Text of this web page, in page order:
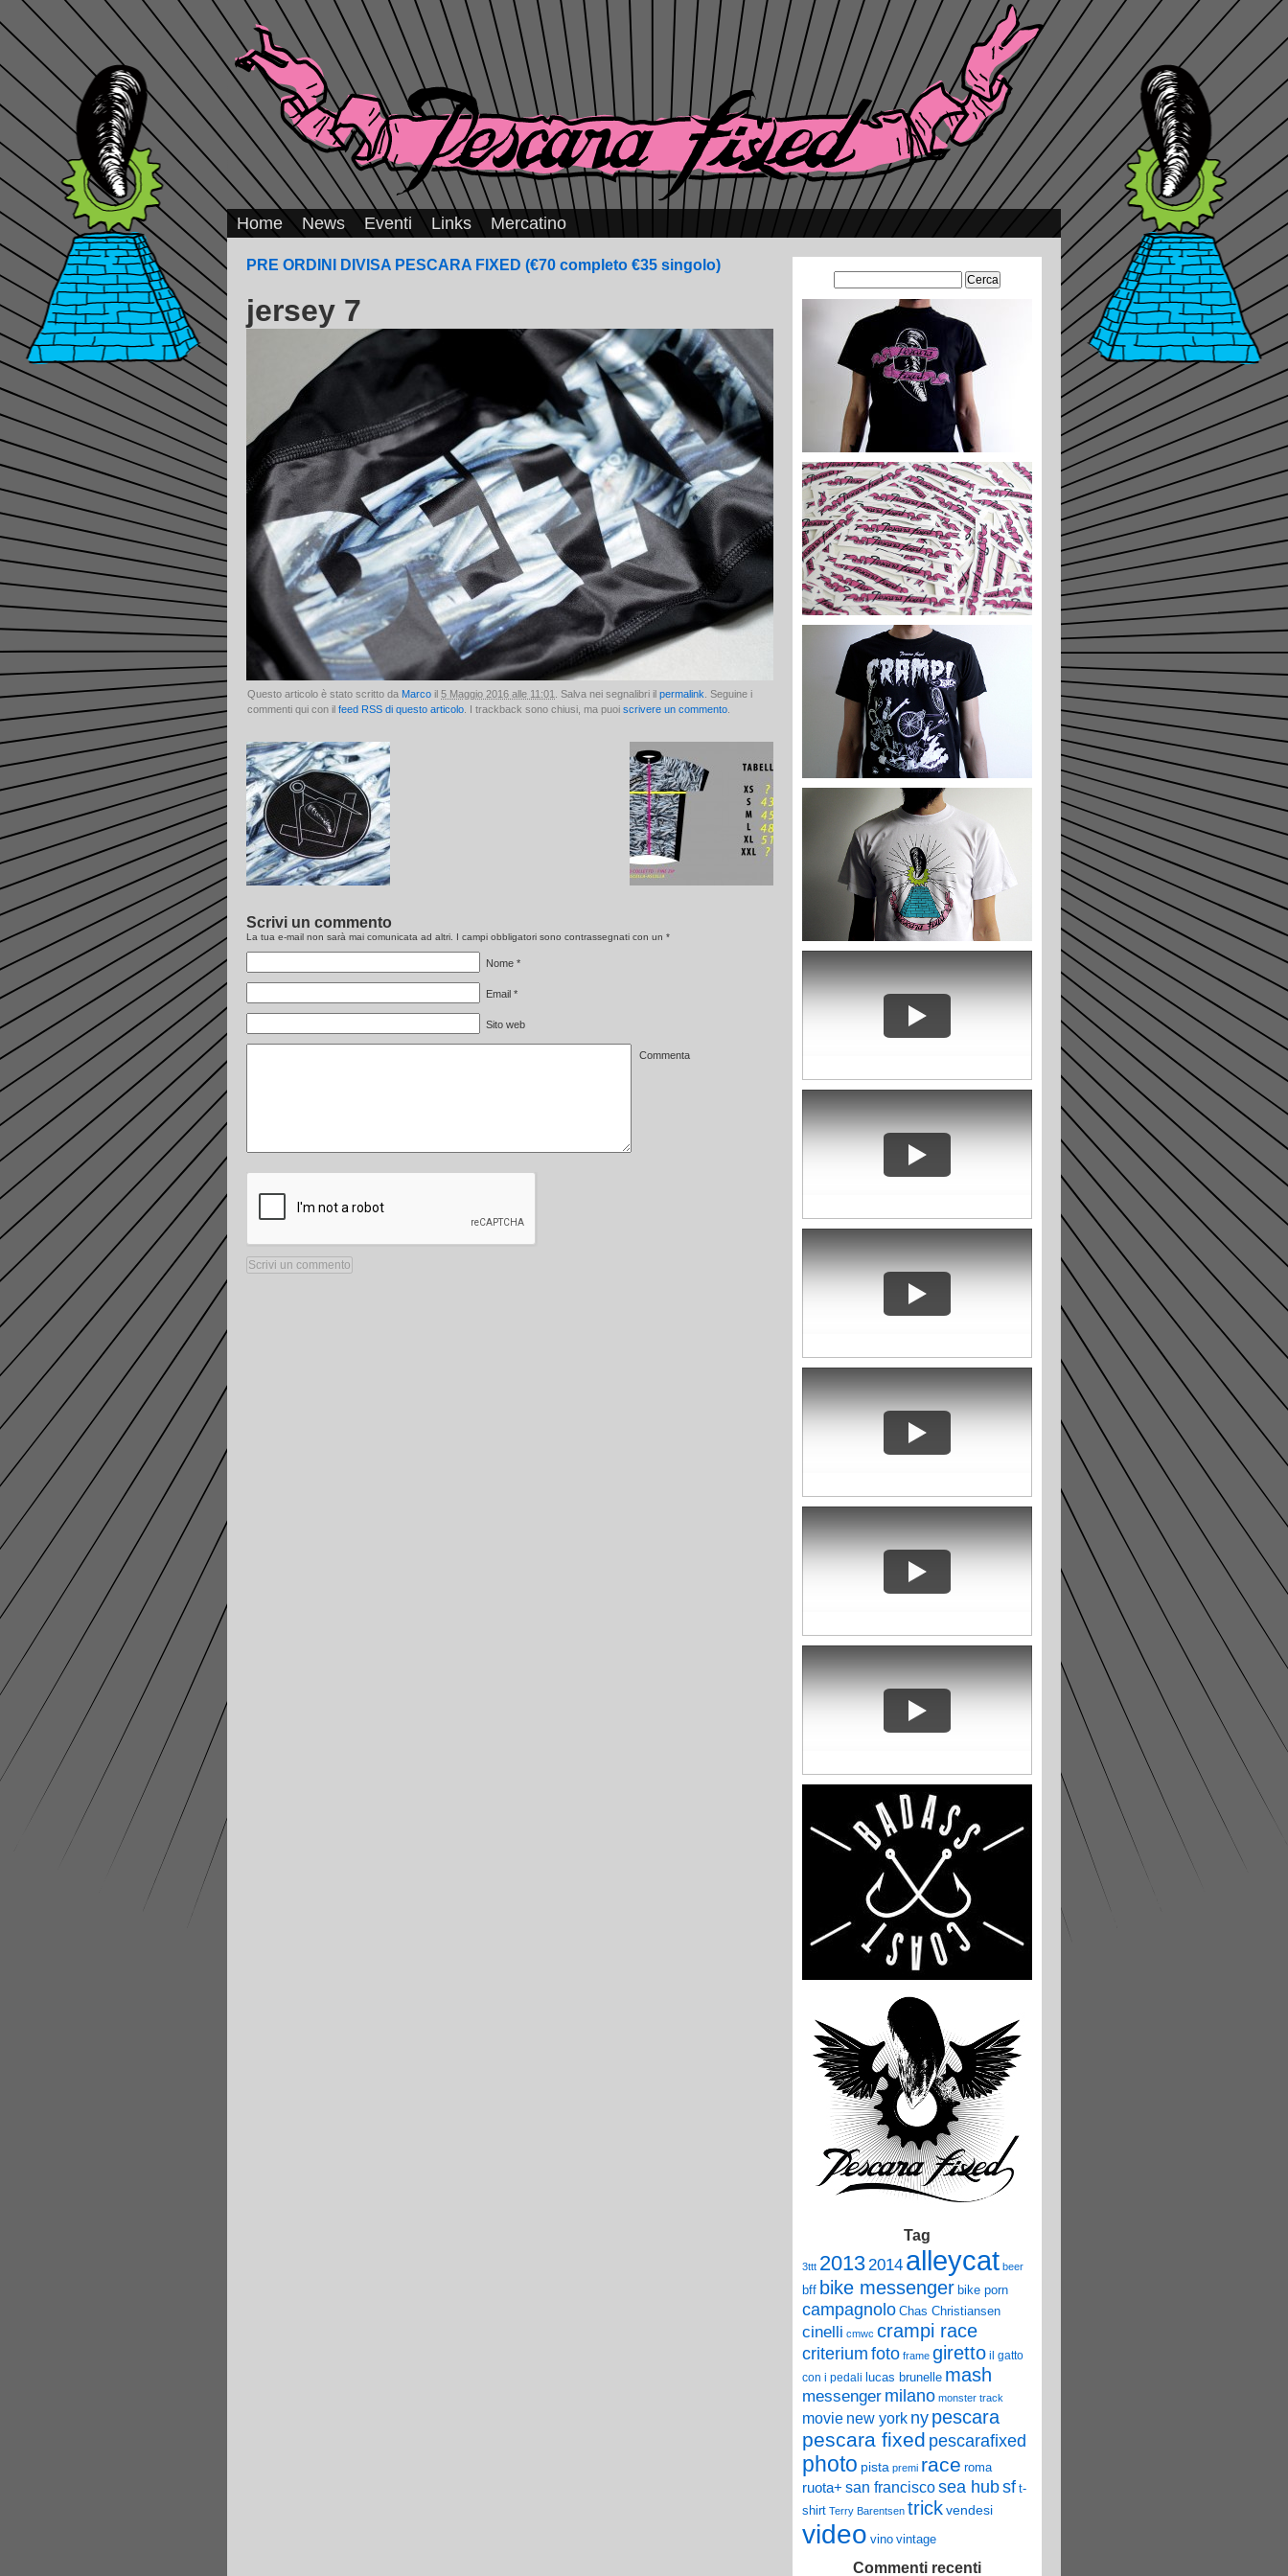
Home News Eventi Links Mercatino
PRE ORDINI DIVISA PESCARA FIXED (€70 completo €35 singolo)
jersey 7
Questo articolo è stato scritto da Marco il 5 Maggio 2016 alle 11:01 . Salva nei segnalibri il permalink . Seguine i
commenti qui con il feed RSS di questo articolo . I trackback sono chiusi, ma puoi scrivere un commento
Scrivi un commento
La tua e-mail non sarà mai comunicata ad altri. I campi obbligatori sono contrassegnati con un *
Nome *
Email *
Sito web
Commenta
Ricerca
per:
Tag
3ttt 20132014 alleycat beer
bff bike messenger bike porn
campagnolo Chas Christiansen
cinelli cmwc crampi race
criterium foto frame giretto il gatto
con i pedali lucas brunelle mash
messenger milano monster track
movie new york nypescara
pescara fixed pescarafixed
photo pista premi race roma
ruota+ san franciscosea hubsf t-
shirt Terry Barentsen trickvendesi
video vino vintage
Commenti recenti